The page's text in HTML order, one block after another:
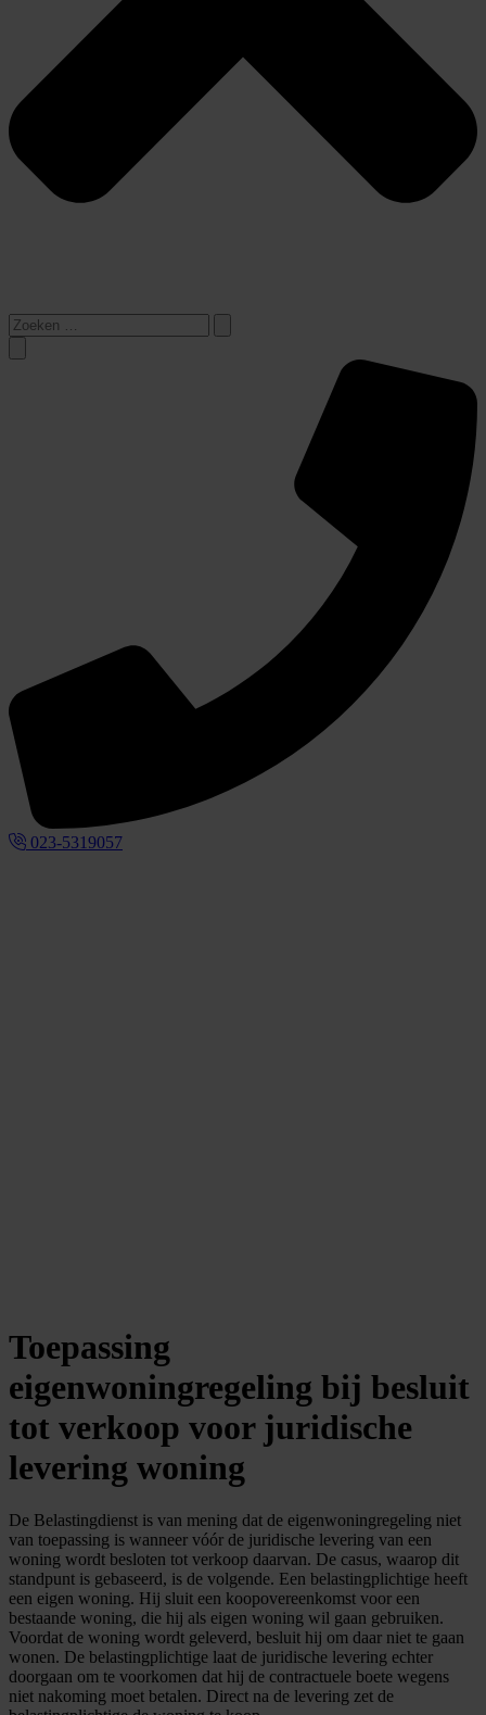
023-5319057
Toepassing
eigenwoningregeling bij besluit
tot verkoop voor juridische
levering woning
De Belastingdienst is van mening dat de eigenwoningregeling niet
van toepassing is wanneer vóór de juridische levering van een
woning wordt besloten tot verkoop daarvan. De casus, waarop dit
standpunt is gebaseerd, is de volgende. Een belastingplichtige heeft
een eigen woning. Hij sluit een koopovereenkomst voor een
bestaande woning, die hij als eigen woning wil gaan gebruiken.
Voordat de woning wordt geleverd, besluit hij om daar niet te gaan
wonen. De belastingplichtige laat de juridische levering echter
doorgaan om te voorkomen dat hij de contractuele boete wegens
niet nakoming moet betalen. Direct na de levering zet de